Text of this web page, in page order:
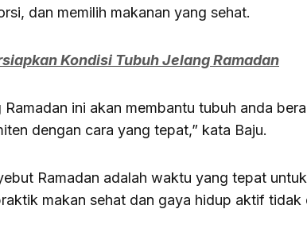
dan memilih makanan yang sehat.
Kondisi Tubuh Jelang Ramadan
Ramadan ini akan membantu tubuh anda
dengan cara yang tepat,” kata Baju.
Ramadan adalah waktu yang tepat
makan sehat dan gaya hidup aktif tidak